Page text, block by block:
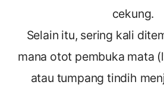
cekung.
Selain itu, sering kali
mana otot pembuka mata
atau tumpang tindih